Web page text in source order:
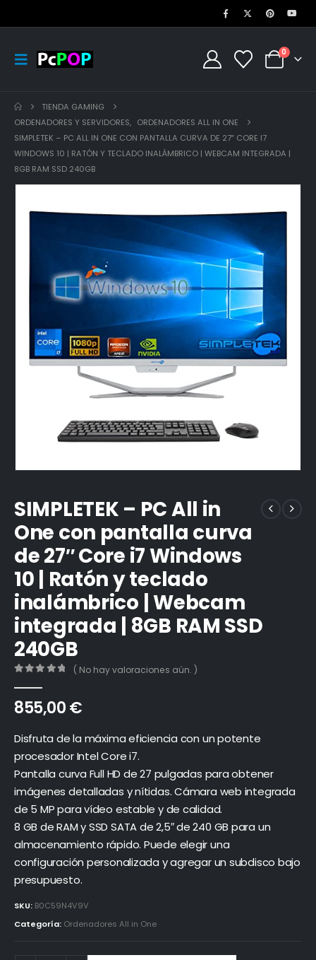
0
TIENDA GAMING
ORDENADORES Y SERVIDORES, ORDENADORES ALL IN ONE
SIMPLETEK – PC ALL IN ONE CON PANTALLA CURVA DE 27″ CORE I7
WINDOWS 10 | RATÓN Y TECLADO INALÁMBRICO | WEBCAM INTEGRADA |
8GB RAM SSD 240GB
SIMPLETEK – PC All in
One con pantalla curva
de 27″ Core i7 Windows
10 | Ratón y teclado
inalámbrico | Webcam
integrada | 8GB RAM SSD
240GB
( No hay valoraciones aún. )
855,00€
Disfruta de la máxima eficiencia con un potente
procesador Intel Core i7.
Pantalla curva Full HD de 27 pulgadas para obtener
imágenes detalladas y nítidas. Cámara web integrada
de 5 MP para vídeo estable y de calidad.
8 GB de RAM y SSD SATA de 2,5″ de 240 GB para un
almacenamiento rápido. Puede elegir una
configuración personalizada y agregar un subdisco bajo
presupuesto.
SKU: B0C59N4V9V
Categoría: Ordenadores All in One